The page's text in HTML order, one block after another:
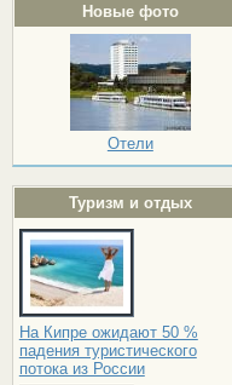
Новые фото
Отели
Туризм и отдых
На Кипре ожидают 50 %
падения туристического
потока из России